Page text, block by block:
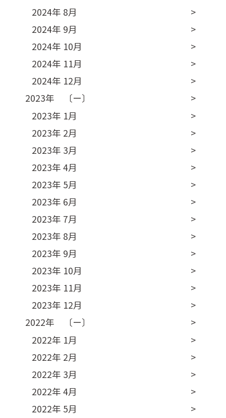
2024年 8月
2024年 9月
2024年 10月
2024年 11月
2024年 12月
2023年 〔ー〕
2023年 1月
2023年 2月
2023年 3月
2023年 4月
2023年 5月
2023年 6月
2023年 7月
2023年 8月
2023年 9月
2023年 10月
2023年 11月
2023年 12月
2022年 〔ー〕
2022年 1月
2022年 2月
2022年 3月
2022年 4月
2022年 5月